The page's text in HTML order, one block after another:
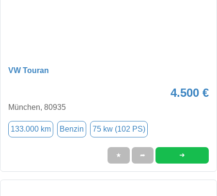
VW Touran
4.500 €
München, 80935
133.000 km Benzin 75 kw (102 PS)
★ ➦ ➜